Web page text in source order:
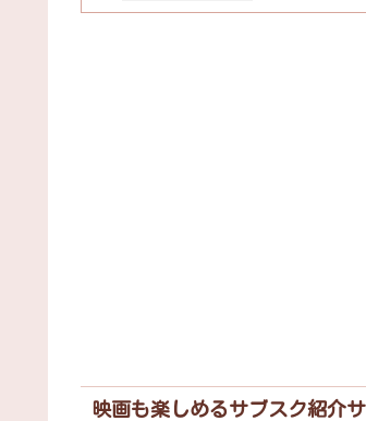
映画も楽しめるサブスク紹介